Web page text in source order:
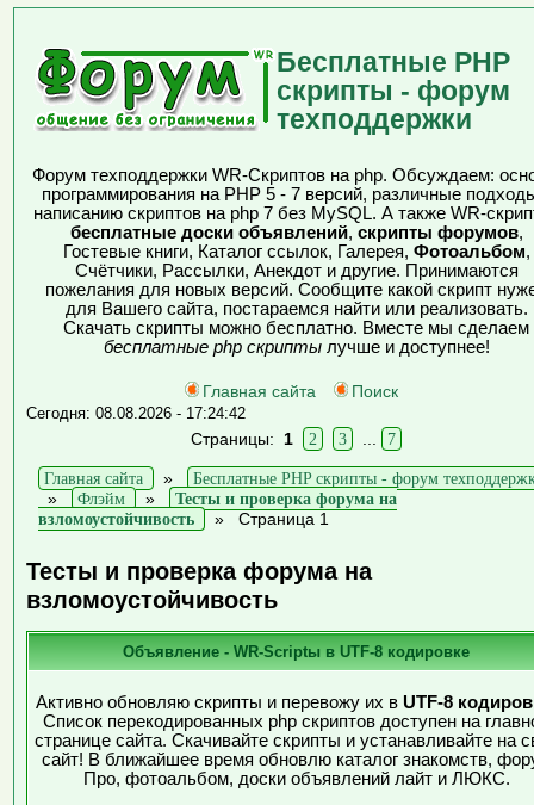
Бесплатные PHP
скрипты - форум
техподдержки
Форум техподдержки WR-Скриптов на php. Обсуждаем:
программирования на PHP 5 - 7 версий, различные
написанию скриптов на php 7 без MySQL. А также WR-
бесплатные доски объявлений, скрипты форумов,
Гостевые книги, Каталог ссылок, Галерея, Фотоальбом,
Счётчики, Рассылки, Анекдот и другие. Принимаются
пожелания для новых версий. Сообщите какой скрипт
для Вашего сайта, постараемся найти или реализовать.
Скачать скрипты можно бесплатно. Вместе мы сделаем
бесплатные php скриптылучше и доступнее!
Главная сайта Поиск
Сегодня: 08.08.2026 - 17:24:42
Страницы: 1 2 3 7
Главная сайта »
Бесплатные PHP скрипты - форум
»
Флэйм »
Тесты и проверка форума на
взломоустойчивость
» Страница 1
Тесты и проверка форума на
взломоустойчивость
Объявление - WR-Scriptы в UTF-8 кодировке
Активно обновляю скрипты и перевожу их в UTF-8
Список перекодированных php скриптов доступен на
странице сайта. Скачивайте скрипты и устанавливайте на
сайт! В ближайшее время обновлю каталог знакомств,
Про, фотоальбом, доски объявлений лайт и ЛЮКС.